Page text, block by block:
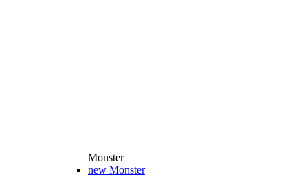
Monster
new Monster